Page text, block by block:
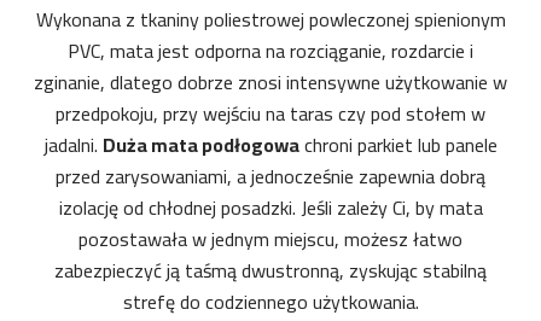
Wykonana z tkaniny poliestrowej powleczonej spienionym
PVC, mata jest odporna na rozciąganie, rozdarcie i
zginanie, dlatego dobrze znosi intensywne użytkowanie w
przedpokoju, przy wejściu na taras czy pod stołem w
jadalni. Duża mata podłogowachroni parkiet lub panele
przed zarysowaniami, a jednocześnie zapewnia dobrą
izolację od chłodnej posadzki. Jeśli zależy Ci, by mata
pozostawała w jednym miejscu, możesz łatwo
zabezpieczyć ją taśmą dwustronną, zyskując stabilną
strefę do codziennego użytkowania.